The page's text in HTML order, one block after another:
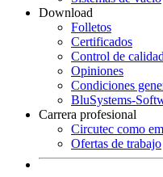
Download
Folletos
Certificados
Control de calidad
Opiniones
Condiciones
BluSystems-
Carrera profesional
Circutec como
Ofertas de trabajo